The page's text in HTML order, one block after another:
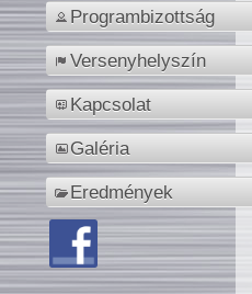
Programbizottság
Versenyhelyszín
Kapcsolat
Galéria
Eredmények